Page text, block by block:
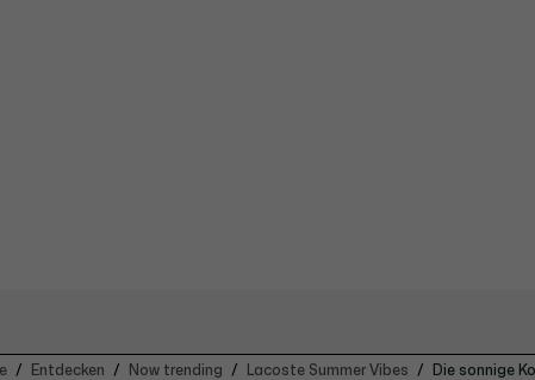
Entdecken Now trending Lacoste Summer Vibes Die sonnige